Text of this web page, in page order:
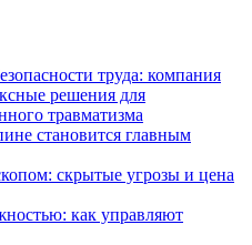
труда: компания
решения для
травматизма
становится главным
скрытые угрозы и цена
как управляют